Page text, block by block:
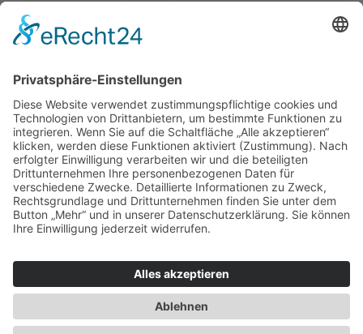
Accessoires
Kleider
Homewear
Jacken & Mäntel
Curvy
Herren
Kids
Burda Fantasy
Accessoires & Deko
NEU im Shop
SALE
Suchen
Bitte mindestens 5 Buschstaben oder Zahlen eingeben!
Vertrag widerrufen